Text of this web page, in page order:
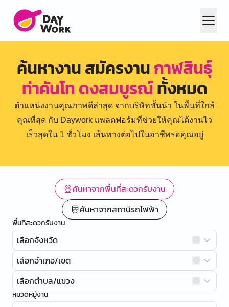
ค้นหางาน สมัครงานกาฬสินธุ์
ท่าคันโท ดงสมบูรณ์ทั้งหมด
ตำแหน่งงานคุณภาพดีล่าสุด จากบริษัทชั้นนำ ในพื้นที่ใกล้
คุณที่สุด กับ Daywork แพลตฟอร์มที่ช่วยให้คุณได้งานไว
เร็วสุดใน 1 ชั่วโมง เส้นทางต่อไปในอาชีพรอคุณอยู่
ค้นหาจากพื้นที่สะดวกรับงาน
ค้นหาจากสถานีรถไฟฟ้า
พื้นที่สะดวกรับงาน
เลือกจังหวัด
เลือกอำเภอ/เขต
เลือกตำบล/แขวง
หมวดหมู่งาน